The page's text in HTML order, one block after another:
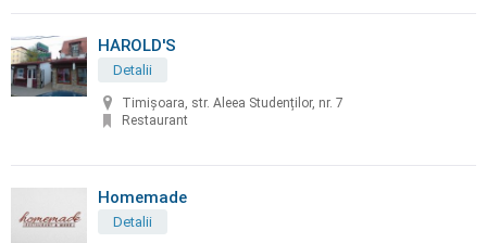
HAROLD'S
Detalii
Timișoara, str. Aleea Studenților, nr. 7
Restaurant
Homemade
Detalii